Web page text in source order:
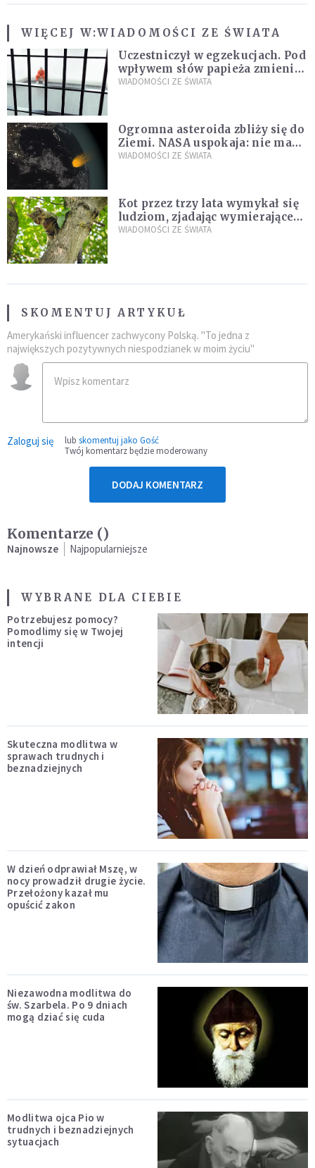
WIĘCEJ W:WIADOMOŚCI ZE ŚWIATA
Uczestniczył w egzekucjach. Pod
wpływem słów papieża zmienił
zdanie
WIADOMOŚCI ZE ŚWIATA
Ogromna asteroida zbliży się do
Ziemi. NASA uspokaja: nie ma
zagrożenia
WIADOMOŚCI ZE ŚWIATA
Kot przez trzy lata wymykał się
ludziom, zjadając wymierające
kaczki. W końcu popełnił
WIADOMOŚCI ZE ŚWIATA
SKOMENTUJ ARTYKUŁ
Amerykański influencer zachwycony Polską. "To jedna z
największych pozytywnych niespodzianek w moim życiu"
Zaloguj się lub skomentuj jako Gość
Twój komentarz będzie moderowany
DODAJ KOMENTARZ
Komentarze ()
Najnowsze Najpopularniejsze
WYBRANE DLA CIEBIE
Potrzebujesz pomocy?
Pomodlimy się w Twojej
intencji
Skuteczna modlitwa w
sprawach trudnych i
beznadziejnych
W dzień odprawiał Mszę, w
nocy prowadził drugie życie.
Przełożony kazał mu
opuścić zakon
Niezawodna modlitwa do
św. Szarbela. Po 9 dniach
mogą dziać się cuda
Modlitwa ojca Pio w
trudnych i beznadziejnych
sytuacjach